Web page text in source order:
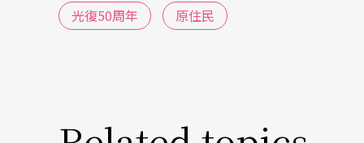
但是就個人十五年來的實地田野經驗而言，在
的音樂，基本上是穩定而持續的，例如：在一
光復50周年 原住民